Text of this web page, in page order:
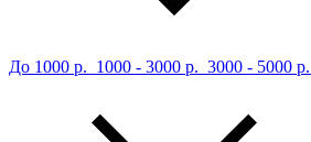
До 1000 р. 1000 - 3000 р. 3000 - 5000 р.